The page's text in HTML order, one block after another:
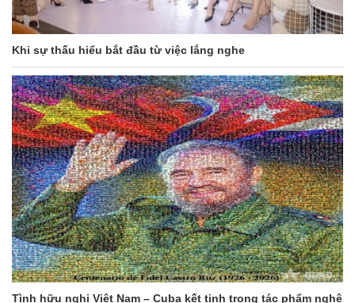
Khi sự thấu hiểu bắt đầu từ việc lắng nghe
Tình hữu nghị Việt Nam – Cuba kết tinh trong tác phẩm nghệ